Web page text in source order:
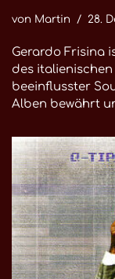
von Martin 28.
Gerardo Frisina
des
beeinflusster
Alben bewährt